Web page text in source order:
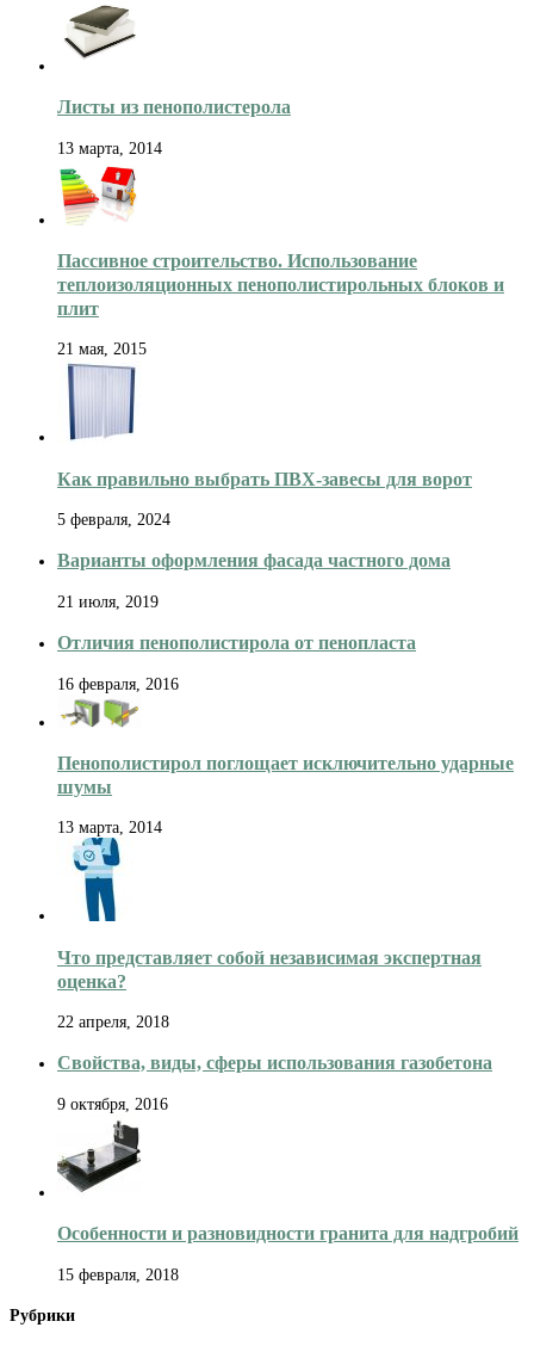
Листы из пенополистерола
13 марта, 2014
Пассивное строительство. Использование
теплоизоляционных пенополистирольных блоков и
плит
21 мая, 2015
Как правильно выбрать ПВХ-завесы для ворот
5 февраля, 2024
Варианты оформления фасада частного дома
21 июля, 2019
Отличия пенополистирола от пенопласта
16 февраля, 2016
Пенополистирол поглощает исключительно ударные
шумы
13 марта, 2014
Что представляет собой независимая экспертная
оценка?
22 апреля, 2018
Свойства, виды, сферы использования газобетона
9 октября, 2016
Особенности и разновидности гранита для надгробий
15 февраля, 2018
Рубрики